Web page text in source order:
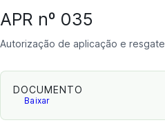
APR nº 035
Autorização de aplicação e resgate
DOCUMENTO
Baixar